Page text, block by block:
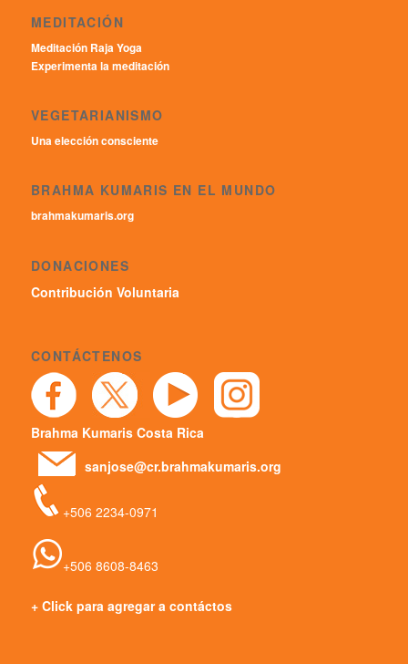
MEDITACIÓN
Meditación Raja Yoga
Experimenta la meditación
VEGETARIANISMO
Una elección consciente
BRAHMA KUMARIS EN EL MUNDO
brahmakumaris.org
DONACIONES
Contribución Voluntaria
CONTÁCTENOS
Brahma Kumaris Costa Rica
sanjose@cr.brahmakumaris.org
+506 2234-0971
+506 8608-8463
+ Click para agregar a contáctos